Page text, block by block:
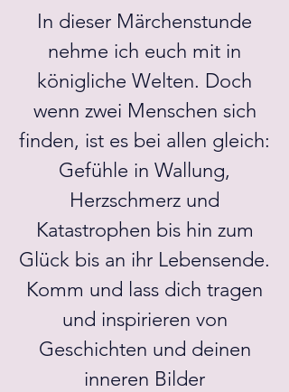
In dieser Märchenstunde
nehme ich euch mit in
königliche Welten. Doch
wenn zwei Menschen sich
finden, ist es bei allen gleich:
Gefühle in Wallung,
Herzschmerz und
Katastrophen bis hin zum
Glück bis an ihr Lebensende.
Komm und lass dich tragen
und inspirieren von
Geschichten und deinen
inneren Bilder